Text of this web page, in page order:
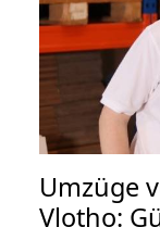
Umzüge
Vlotho: